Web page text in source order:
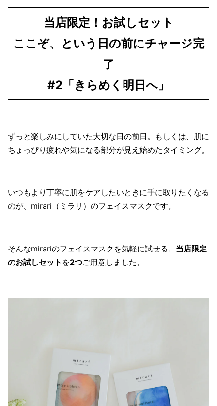
当店限定！お試しセット
ここぞ、という日の前にチャージ完
了
#2「きらめく明日へ」
ずっと楽しみにしていた大切な日の前日。もしくは、肌に
ちょっぴり疲れや気になる部分が見え始めたタイミング。
いつもより丁寧に肌をケアしたいときに手に取りたくなる
のが、mirari（ミラリ）のフェイスマスクです。
そんなmirariのフェイスマスクを気軽に試せる、 当店限定
のお試しセット を2つご用意しました。